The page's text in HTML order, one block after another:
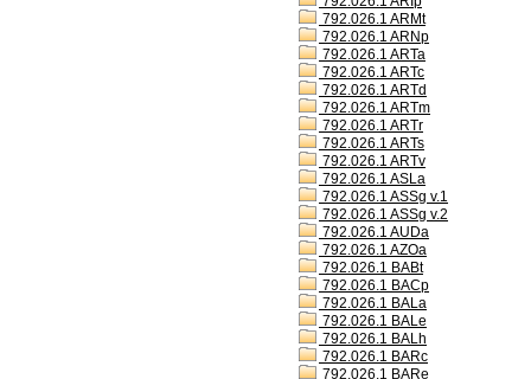
792.026.1 ARMt
792.026.1 ARNp
792.026.1 ARTa
792.026.1 ARTc
792.026.1 ARTd
792.026.1 ARTm
792.026.1 ARTr
792.026.1 ARTs
792.026.1 ARTv
792.026.1 ASLa
792.026.1 ASSg v.1
792.026.1 ASSg v.2
792.026.1 AUDa
792.026.1 AZOa
792.026.1 BABt
792.026.1 BACp
792.026.1 BALa
792.026.1 BALe
792.026.1 BALh
792.026.1 BARc
792.026.1 BARe